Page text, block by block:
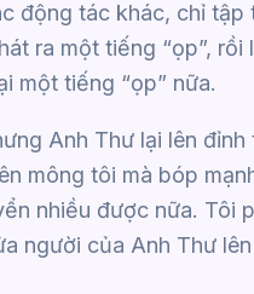
động tác khác, chỉ
ra một tiếng “ọp”, rồi
một tiếng “ọp” nữa.
Anh Thư lại lên
mông tôi mà bóp
nhiều được nữa. Tôi
người của Anh Thư